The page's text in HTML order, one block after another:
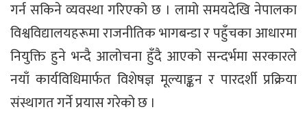
गर्न सकिने व्यवस्था गरिएको छ । लामो समयदेखि नेपालका
विश्वविद्यालयहरूमा राजनीतिक भागबन्डा र पहुँचका आधारमा
नियुक्ति हुने भन्दै आलोचना हुँदै आएको सन्दर्भमा सरकारले
नयाँ कार्यविधिमार्फत विशेषज्ञ मूल्याङ्कन र पारदर्शी प्रक्रिया
संस्थागत गर्ने प्रयास गरेको छ ।